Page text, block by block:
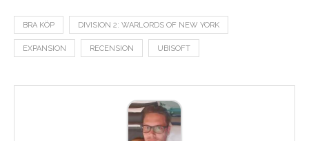
BRA KÖP DIVISION 2: WARLORDS OF NEW YORK
EXPANSION RECENSION UBISOFT